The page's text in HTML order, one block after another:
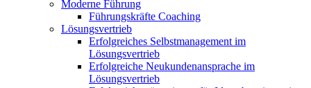
Moderne Führung
Führungskräfte Coaching
Lösungsvertrieb
Erfolgreiches Selbstmanagement im
Lösungsvertrieb
Erfolgreiche Neukundenansprache im
Lösungsvertrieb